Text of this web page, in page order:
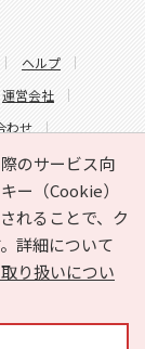
のサービス向
ー（Cookie）
れることで、ク
詳細について
り扱いについ
ヘルプ
運営会社
わせ